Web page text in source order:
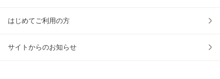
はじめてご利用の方
サイトからのお知らせ